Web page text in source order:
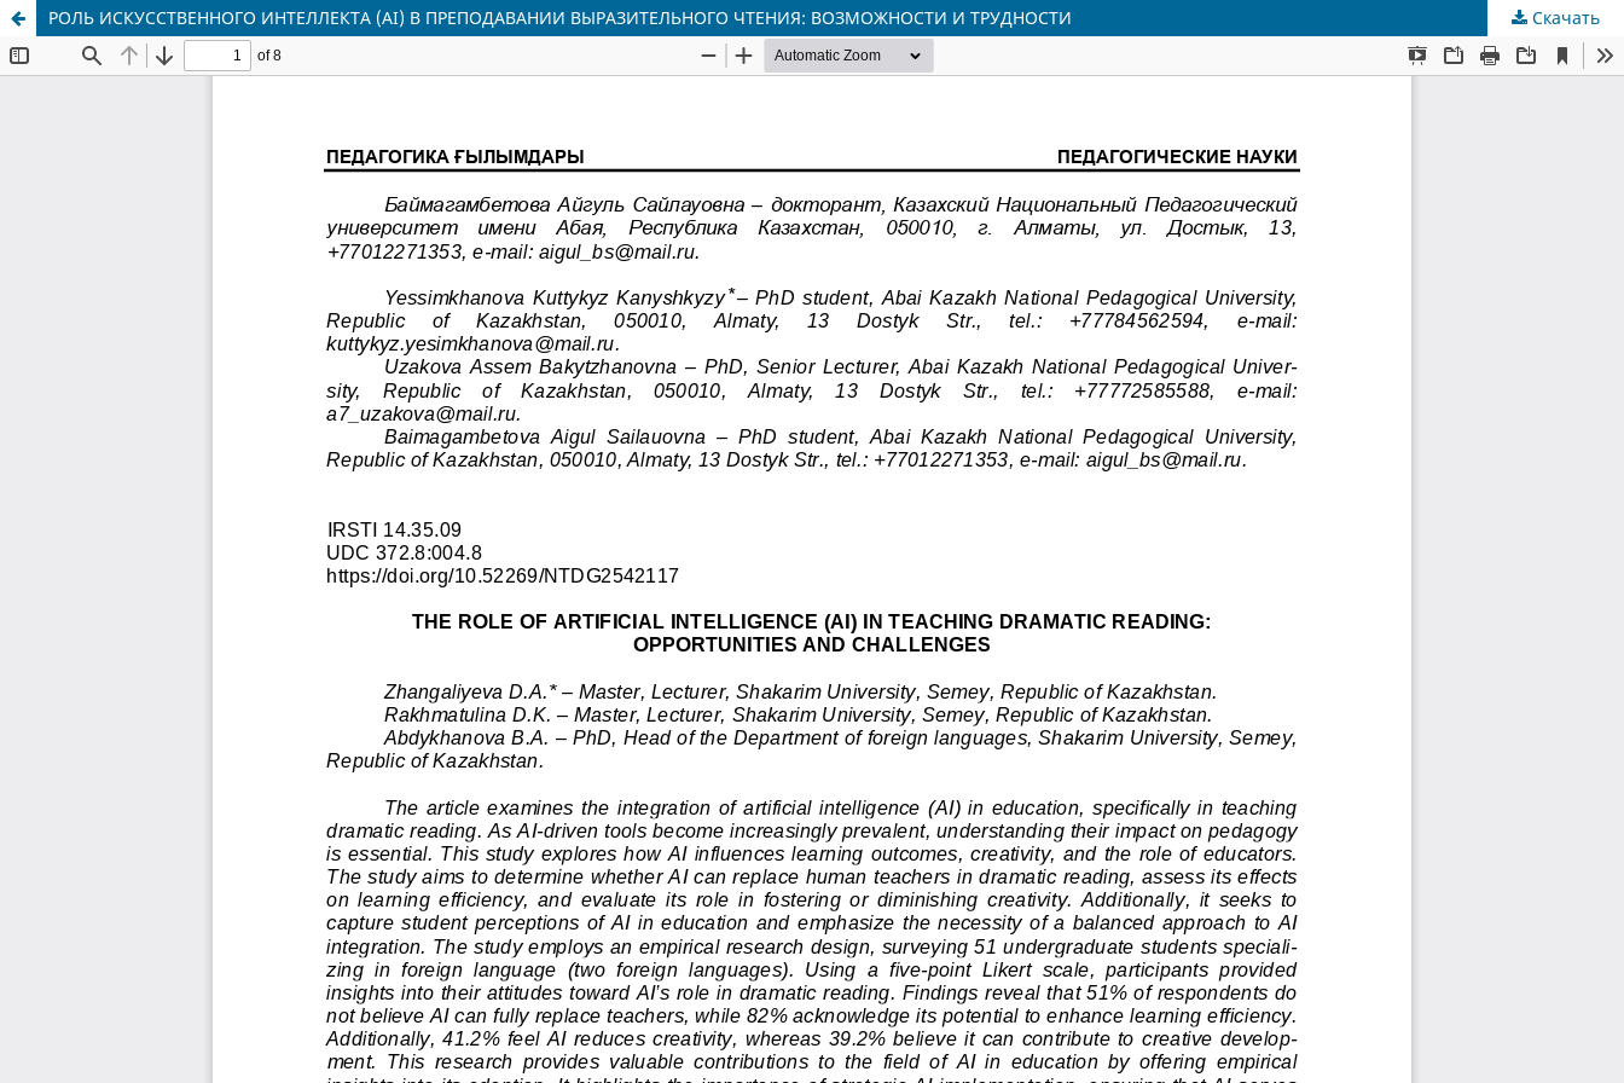
РОЛЬ ИСКУССТВЕННОГО ИНТЕЛЛЕКТА (AI) В ПРЕПОДАВАНИИ ВЫРАЗИТЕЛЬНОГО ЧТЕНИЯ: ВОЗМОЖНОСТИ И ТРУДНОСТИ Скачать